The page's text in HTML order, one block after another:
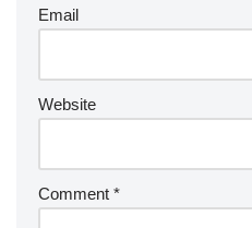
Email
Website
Comment *